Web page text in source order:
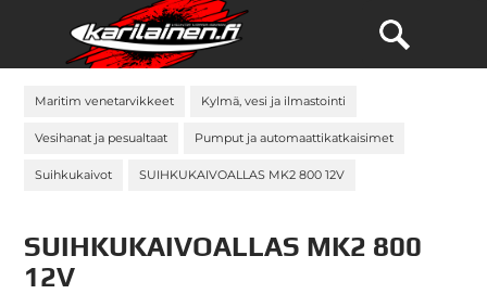
Maritim venetarvikkeet Kylmä, vesi ja ilmastointi
Vesihanat ja pesualtaat Pumput ja automaattikatkaisimet
Suihkukaivot SUIHKUKAIVOALLAS MK2 800 12V
SUIHKUKAIVOALLAS MK2 800
12V